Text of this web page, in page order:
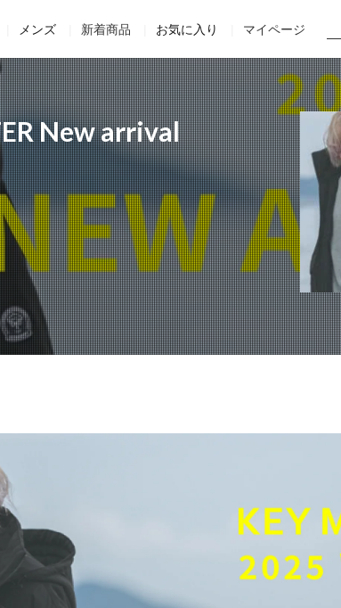
メンズ 新着商品 お気に入り マイページ
New arrival